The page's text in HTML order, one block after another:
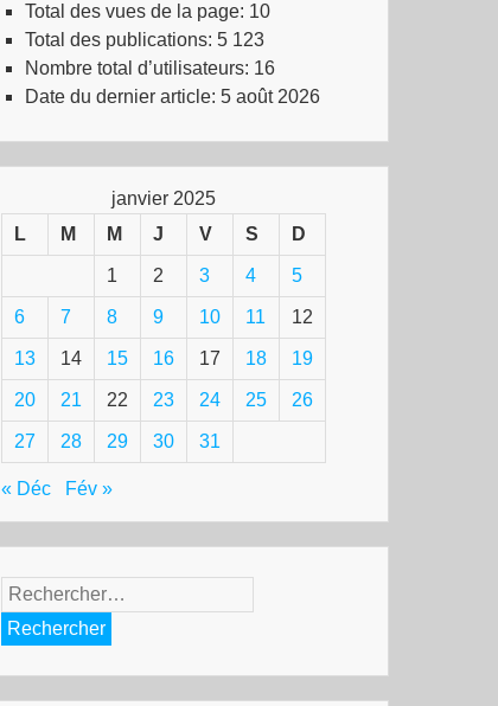
Total des vues de la page: 10
Total des publications: 5 123
Nombre total d’utilisateurs: 16
Date du dernier article: 5 août 2026
janvier 2025
L
M M J V S D
1 2 3 4 5
6 7 8 9 10 11 12
13 14 15 16 17 18 19
20 21 22 23 24 25 26
27 28 29 30 31
« Déc Fév »
Rechercher :